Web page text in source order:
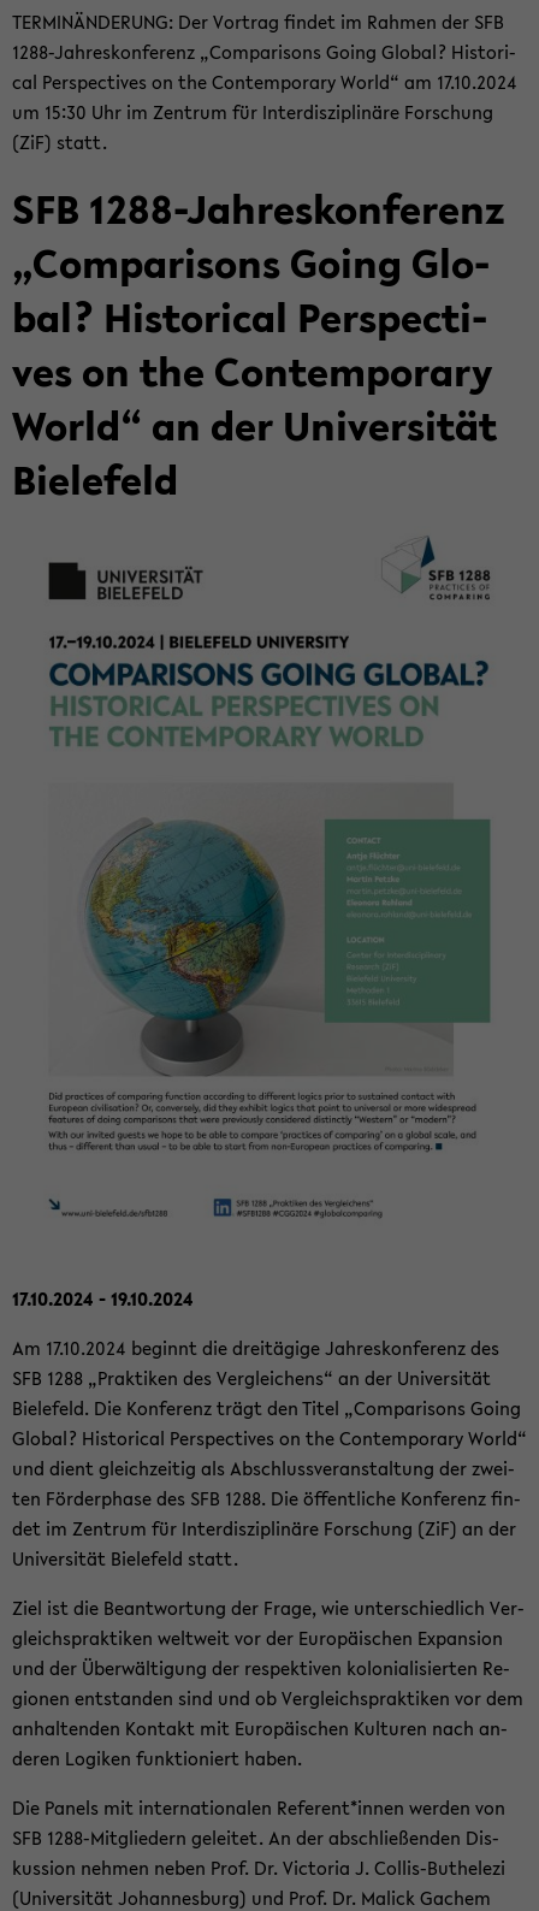
TER­MIN­ÄN­DE­RUNG: Der Vor­trag fin­det im Rah­men der SFB
1288-​Jahreskonferenz „Com­pa­ri­sons Going Glo­bal? His­to­ri­
cal Per­spec­ti­ves on the Con­tem­pora­ry World“ am 17.10.2024
um 15:30 Uhr im Zen­trum für In­ter­dis­zi­pli­nä­re For­schung
(ZiF) statt.
SFB 1288-​Jahreskonferenz
„Com­pa­ri­sons Going Glo­
bal? His­to­ri­cal Per­spec­ti­
ves on the Con­tem­pora­ry
World“ an der Uni­ver­si­tät
Bie­le­feld
17.10.2024 - 19.10.2024
Am 17.10.2024 be­ginnt die drei­tä­gi­ge Jah­res­kon­fe­renz des
SFB 1288 „Prak­ti­ken des Ver­glei­chens“ an der Uni­ver­si­tät
Bie­le­feld. Die Kon­fe­renz trägt den Titel „Com­pa­ri­sons Going
Glo­bal? His­to­ri­cal Per­spec­ti­ves on the Con­tem­pora­ry World“
und dient gleich­zei­tig als Ab­schluss­ver­an­stal­tung der zwei­
ten För­der­pha­se des SFB 1288. Die öf­fent­li­che Kon­fe­renz fin­
det im Zen­trum für In­ter­dis­zi­pli­nä­re For­schung (ZiF) an der
Uni­ver­si­tät Bie­le­feld statt.
Ziel ist die Be­ant­wor­tung der Frage, wie un­ter­schied­lich Ver­
gleichs­prak­ti­ken welt­weit vor der Eu­ro­päi­schen Ex­pan­si­on
und der Über­wäl­ti­gung der re­spek­ti­ven ko­lo­nia­li­sier­ten Re­
gio­nen ent­stan­den sind und ob Ver­gleichs­prak­ti­ken vor dem
an­hal­ten­den Kon­takt mit Eu­ro­päi­schen Kul­tu­ren nach an­
de­ren Lo­gi­ken funk­tio­niert haben.
Die Pa­nels mit in­ter­na­tio­na­len Re­fe­rent*innen wer­den von
SFB 1288-​Mitgliedern ge­lei­tet. An der ab­schlie­ßen­den Dis­
kus­si­on neh­men neben Prof. Dr. Vic­to­ria J. Collis-​Buthelezi
(Uni­ver­si­tät Jo­han­nes­burg) und Prof. Dr. Malick Ga­chem